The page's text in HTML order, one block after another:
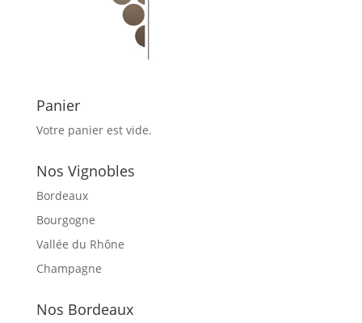
Panier
Votre panier est vide.
Nos Vignobles
Bordeaux
Bourgogne
Vallée du Rhône
Champagne
Nos Bordeaux